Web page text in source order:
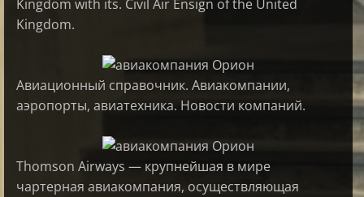
Kingdom with its. Civil Air Ensign of the United
Kingdom.
Авиационный справочник. Авиакомпании,
аэропорты, авиатехника. Новости компаний.
Thomson Airways — крупнейшая в мире
чартерная авиакомпания, осуществляющая